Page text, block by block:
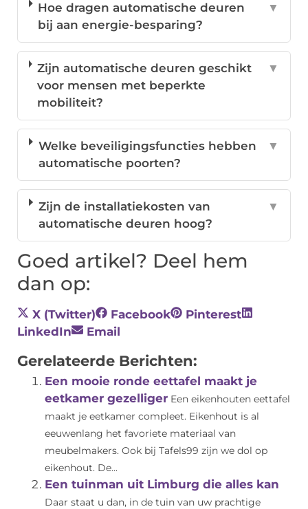
Hoe dragen automatische deuren
bij aan energie-besparing?
▼
Zijn automatische deuren geschikt
voor mensen met beperkte
mobiliteit?
▼
Welke beveiligingsfuncties hebben
automatische poorten?
▼
Zijn de installatiekosten van
automatische deuren hoog?
▼
Goed artikel? Deel hem
dan op:
X (Twitter) Facebook
Pinterest
LinkedIn
Email
Gerelateerde Berichten:
Een mooie ronde eettafel maakt je
eetkamer gezelliger Een eikenhouten eettafel
maakt je eetkamer compleet. Eikenhout is al
eeuwenlang het favoriete materiaal van
meubelmakers. Ook bij Tafels99 zijn we dol op
eikenhout. De...
Een tuinman uit Limburg die alles kan
Daar staat u dan, in de tuin van uw prachtige